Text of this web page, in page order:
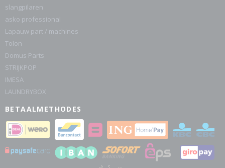
slangpilaren
asko professional
Lapauw part / machines
Tolon
Domus Parts
STRIJKPOP
IMESA
LAUNDRYBOX
BETAALMETHODES